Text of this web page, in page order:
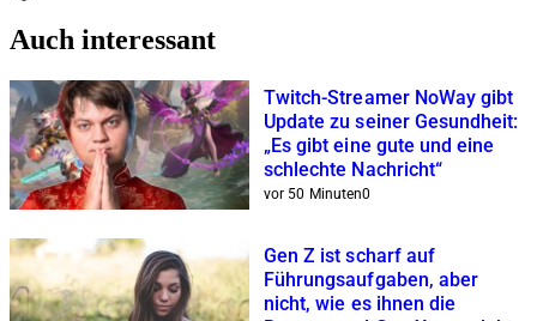
Auch interessant
Twitch-Streamer NoWay gibt
Update zu seiner Gesundheit:
„Es gibt eine gute und eine
schlechte Nachricht“
vor 50 Minuten0
Gen Z ist scharf auf
Führungsaufgaben, aber
nicht, wie es ihnen die